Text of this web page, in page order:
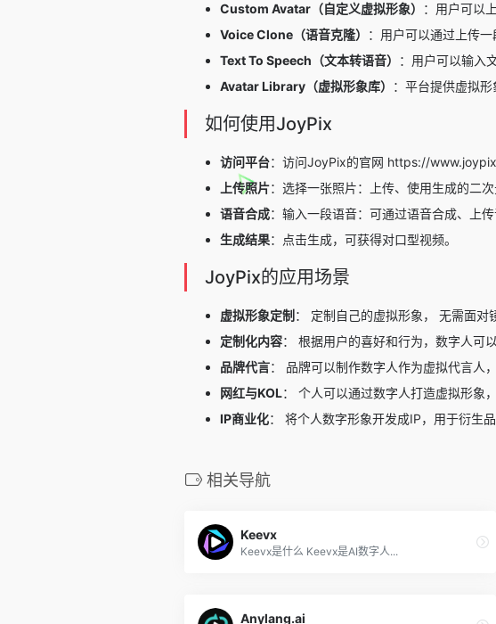
Custom Avatar（自定义虚拟形象）
：用户可以
Voice Clone（语音克隆）
：用户可以通过上传
Text To Speech（文本转语音）
：用户可以输入
Avatar Library（虚拟形象库）
：平台提供虚拟
如何使用JoyPix
访问平台：访问JoyPix的官网 https://
上传照片：选择一张照片：上传、使用生成的二
语音合成：输入一段语音：可通过语音合成、上传
生成结果：点击生成，可获得对口型视频。
JoyPix的应用场景
虚拟形象定制 ： 定制自己的虚拟形象， 无需面对
定制化内容： 根据用户的喜好和行为，数字人可
品牌代言： 品牌可以制作数字人作为虚拟代言人
网红与KOL： 个人可以通过数字人打造虚拟形象
IP商业化： 将个人数字形象开发成IP，用于衍生
相关导航
Keevx
Keevx是什么 Keevx是AI数字人...
Anylang.ai